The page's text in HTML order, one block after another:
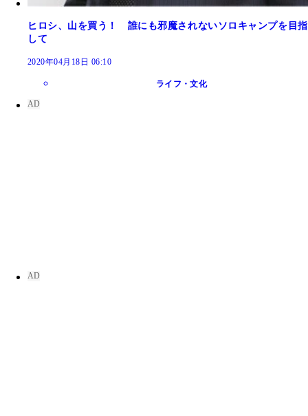
ヒロシ、山を買う！ 誰にも邪魔されないソロキャンプを目指
して
2020年04月18日 06:10
ライフ・文化